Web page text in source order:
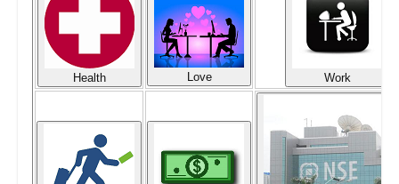
Health Love Work